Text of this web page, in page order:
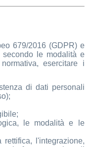
679/2016 (GDPR) e
secondo le modalità e
esercitare i
di dati personali
le modalità e le
l'integrazione,